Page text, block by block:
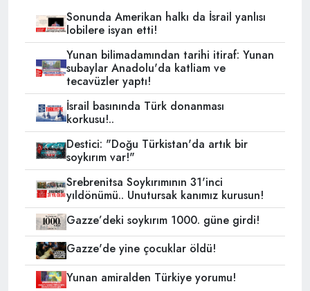
Sonunda Amerikan halkı da İsrail yanlısı
lobilere isyan etti!
Yunan bilimadamından tarihi itiraf: Yunan
subaylar Anadolu'da katliam ve
tecavüzler yaptı!
İsrail basınında Türk donanması
korkusu!..
Destici: "Doğu Türkistan'da artık bir
soykırım var!"
Srebrenitsa Soykırımının 31'inci
yıldönümü.. Unutursak kanımız kurusun!
Gazze’deki soykırım 1000. güne girdi!
Gazze'de yine çocuklar öldü!
Yunan amiralden Türkiye yorumu!